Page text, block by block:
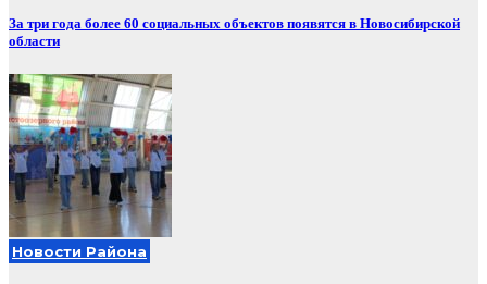
За три года более 60 социальных объектов появятся в Новосибирской
области
Новости Района